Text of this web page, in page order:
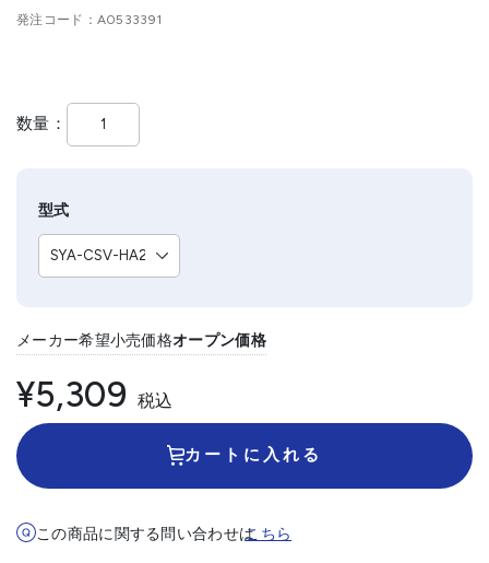
発注コード A0533391
数量
型式
メーカー希望小売価格オープン価格
¥5,309 税込
カートに入れる
この商品に関する問い合わせはこちら